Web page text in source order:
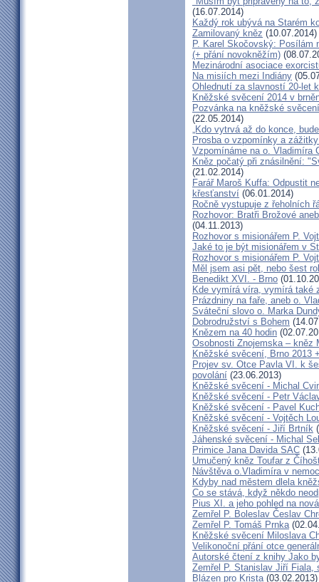
(16.07.2014)
Každý rok ubývá na Starém
Zamilovaný kněz (10.07.2014)
P. Karel Skočovský: Posílám
(+ přání novokněžím)
Mezinárodní asociace
Na misiích mezi Indiány
Ohlednutí za slavností 20-let
Kněžské svěcení 2014 v
Pozvánka na kněžské
(22.05.2014)
„Kdo vytrvá až do konce,
Prosba o vzpomínky a
Vzpomínáme na o. Vladimíra
Kněz počatý při znásilnění:
(21.02.2014)
Farář Maroš Kuffa: Odpustit
křesťanství (06.01.2014)
Ročně vystupuje z řeholních
Rozhovor: Bratři Brožové
(04.11.2013)
Rozhovor s misionářem P.
Jaké to je být misionářem v
Rozhovor s misionářem P.
Měl jsem asi pět, nebo šest
Benedikt XVI. - Brno
Kde vymírá víra, vymírá také
Prázdniny na faře, aneb o.
Sváteční slovo o. Marka
Dobrodružství s Bohem
Knězem na 40 hodin
Osobnosti Znojemska – kněz
Kněžské svěcení, Brno 2013
Projev sv. Otce Pavla VI. k
povolání (23.06.2013)
Kněžské svěcení - Michal
Kněžské svěcení - Petr
Kněžské svěcení - Pavel
Kněžské svěcení - Vojtěch
Kněžské svěcení - Jiří Brtník
Jáhenské svěcení - Michal
Primice Jana Davida SAC
Umučený kněz Toufar z
Návštěva o.Vladimíra v
Kdyby nad městem dlela
Co se stává, když někdo
Pius XI. a jeho pohled na
Zemřel P. Boleslav Česlav
Zemřel P. Tomáš Prnka
Kněžské svěcení Miloslava
Velikonoční přání otce
Autorské čtení z knihy Jako
Zemřel P. Stanislav Jiří Fiala,
Blázen pro Krista(03.02.2013)